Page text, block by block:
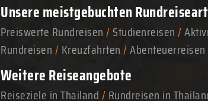
Unsere meistgebuchten
Preiswerte Rundreisen/Studienreisen/
Rundreisen/Kreuzfahrten/Abenteuerreisen
Weitere Reiseangebote
Reiseziele in Thailand/Rundreisen in